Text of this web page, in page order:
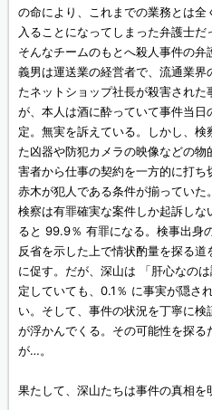
の命により、これまでの業務とは全
入ることになってしまった弁護士だ
そんなチームのもとへ殺人事件の
義男は運送業の経営者で、流通業
たネットショップ社長が殺害され
が、本人は酒に酔っていて事件当
定。無実を訴えている。しかし、
た凶器や防犯カメラの映像などの
害者から仕事の契約を一方的に打
赤木が犯人である条件が揃っていた。
検察は有罪確実な案件しか起訴し
ると 99.9％ 有罪になる。検事出身
反省を示した上で情状酌量を探る
に促す。だが、深山は 「肝心なの
定していても、0.1％ に事実が隠さ
い。そして、事件の状況を丁寧に
が浮かんでくる。その可能性を探
が…。
果たして、深山たちは事件の真相を